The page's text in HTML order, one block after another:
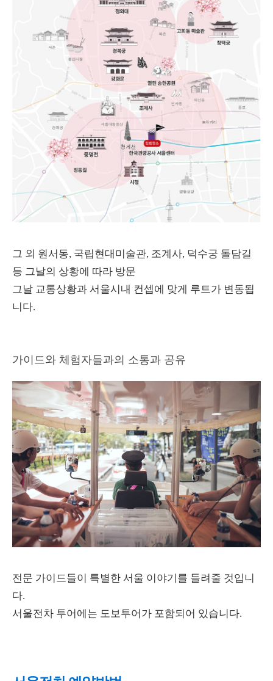
그 외 원서동, 국립현대미술관, 조계사, 덕수궁 돌담길
등 그날의 상황에 따라 방문
그날 교통상황과 서울시내 컨셉에 맞게 루트가 변동됩
니다.
가이드와 체험자들과의 소통과 공유
전문 가이드들이 특별한 서울 이야기를 들려줄 것입니
다.
서울전차 투어에는 도보투어가 포함되어 있습니다.